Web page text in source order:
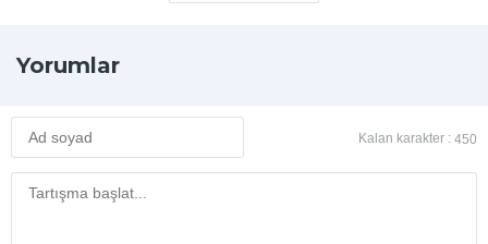
Yorumlar
Kalan karakter : 450